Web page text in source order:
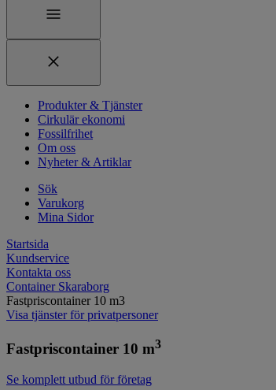
Produkter & Tjänster
Cirkulär ekonomi
Fossilfrihet
Om oss
Nyheter & Artiklar
Sök
Varukorg
Mina Sidor
Startsida
Kundservice
Kontakta oss
Container Skaraborg
Fastpriscontainer 10 m3
Visa tjänster för privatpersoner
Fastpriscontainer 10 m3
Se komplett utbud för företag